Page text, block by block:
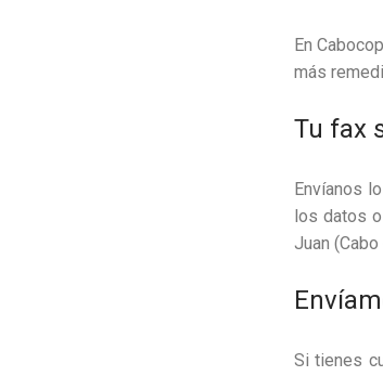
En
más
Tu fax
Envíanos
los datos
Juan
Si tienes